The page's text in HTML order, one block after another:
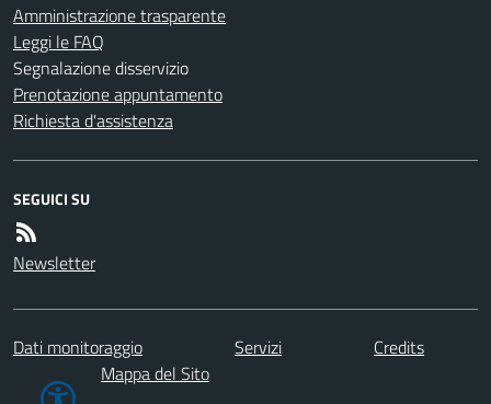
Amministrazione trasparente
Leggi le FAQ
Segnalazione disservizio
Prenotazione appuntamento
Richiesta d'assistenza
SEGUICI SU
Newsletter
Dati monitoraggio Servizi
Credits
Mappa del Sito